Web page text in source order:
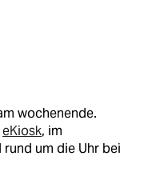
wochenende.
eKiosk, im
rund um die Uhr bei